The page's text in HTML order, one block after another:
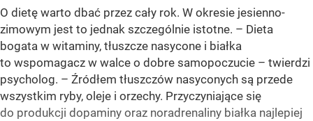
O dietę warto dbać przez cały rok. W okresie jesienno-
zimowym jest to jednak szczególnie istotne. – Dieta
bogata w witaminy, tłuszcze nasycone i białka
to wspomagacz w walce o dobre samopoczucie – twierdzi
psycholog. – Źródłem tłuszczów nasyconych są przede
wszystkim ryby, oleje i orzechy. Przyczyniające się
do produkcji dopaminy oraz noradrenaliny białka najlepiej